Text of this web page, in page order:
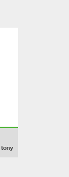
tony